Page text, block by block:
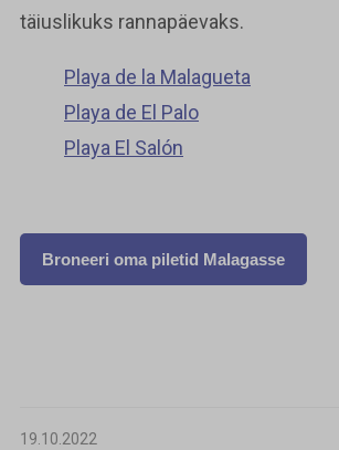
täiuslikuks rannapäevaks.
Playa de la Malagueta
Playa de El Palo
Playa El Salón
Broneeri oma piletid Malagasse
19.10.2022